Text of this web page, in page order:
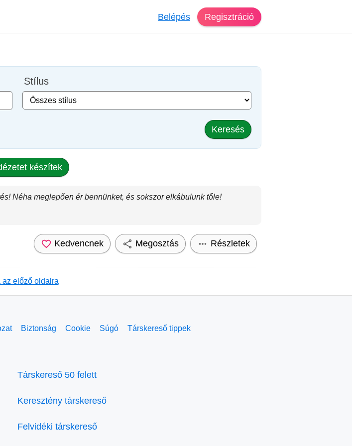
Belépés Regisztráció
Stílus
Keresés
készítek
Néha meglepően ér bennünket, és sokszor elkábulunk tőle!
Kedvencnek Megosztás Részletek
az előző oldalra
Biztonság Cookie Súgó Társkereső tippek
Társkereső 50 felett
Keresztény társkereső
Felvidéki társkereső